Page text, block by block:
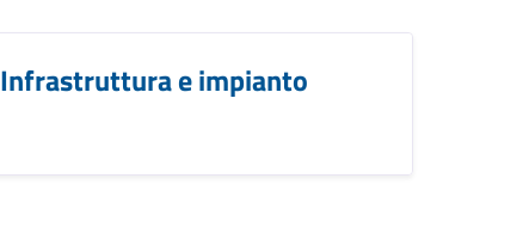
Infrastruttura e impianto